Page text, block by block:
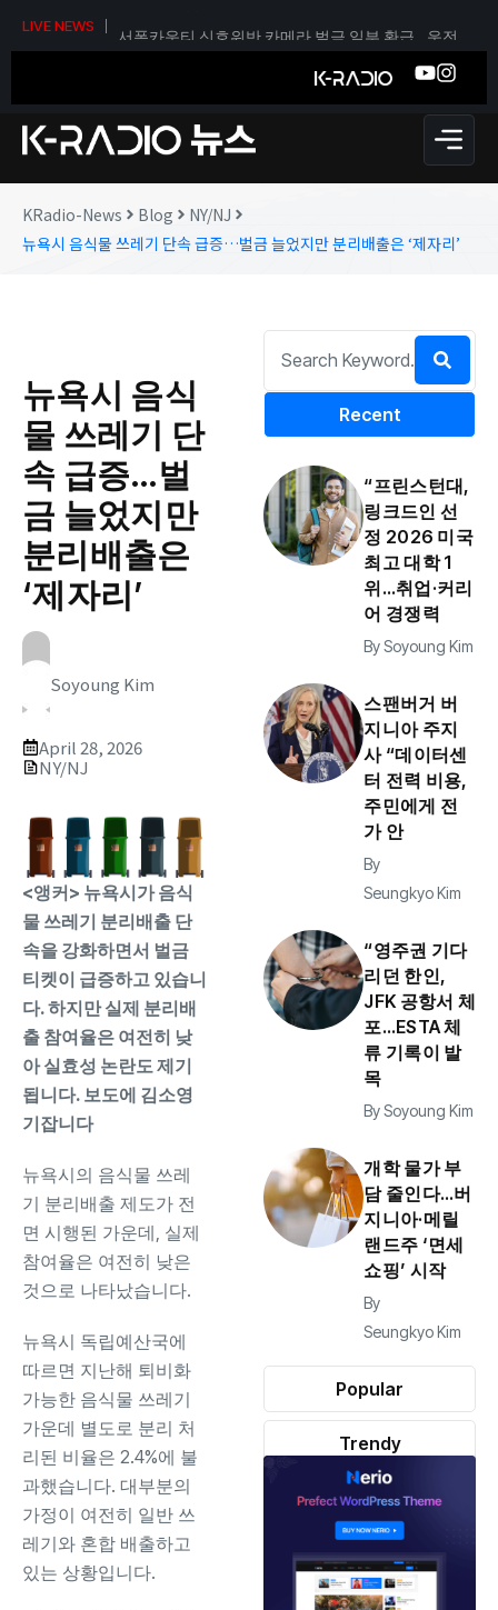
LIVE NEWS
당 티켓 1건당 36달러
KRadio-News Blog
NY/NJ
뉴욕시 음식물 쓰레기 단속 급증…벌금 늘었지만 분리배출은 ‘제자리’
뉴욕시 음식
물 쓰레기 단
속 급증…벌
금 늘었지만
분리배출은
‘제자리’
Soyoung Kim
April 28, 2026
NY/NJ
<앵커> 뉴욕시가 음식
물 쓰레기 분리배출 단
속을 강화하면서 벌금
티켓이 급증하고 있습니
다. 하지만 실제 분리배
출 참여율은 여전히 낮
아 실효성 논란도 제기
됩니다. 보도에 김소영
기잡니다
뉴욕시의 음식물 쓰레
기 분리배출 제도가 전
면 시행된 가운데, 실제
참여율은 여전히 낮은
것으로 나타났습니다.
뉴욕시 독립예산국에
따르면 지난해 퇴비화
가능한 음식물 쓰레기
가운데 별도로 분리 처
리된 비율은 2.4%에 불
과했습니다. 대부분의
가정이 여전히 일반 쓰
레기와 혼합 배출하고
있는 상황입니다.
Recent
Popular
Trendy
“프린스턴대,
링크드인 선
정 2026 미국
최고 대학 1
위…취업·커리
어 경쟁력
BySoyoung Kim
스팬버거 버
지니아 주지
사 “데이터센
터 전력 비용,
주민에게 전
가 안
By
Seungkyo Kim
“영주권 기다
리던 한인,
JFK 공항서 체
포…ESTA 체
류 기록이 발
목
BySoyoung Kim
개학 물가 부
담 줄인다…버
지니아·메릴
랜드주 ‘면세
쇼핑’ 시작
By
Seungkyo Kim